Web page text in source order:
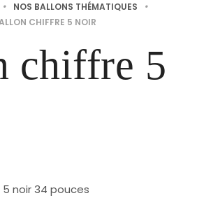
• NOS BALLONS THÉMATIQUES
•
CHIFFRE 5 NOIR
chiffre 5
noir 34 pouces